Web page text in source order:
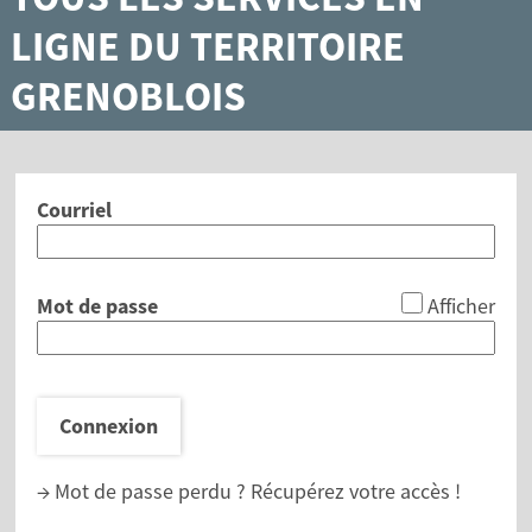
LIGNE DU TERRITOIRE
GRENOBLOIS
Courriel
Mot de passe Afficher
Connexion
→ Mot de passe perdu ? Récupérez votre accès !